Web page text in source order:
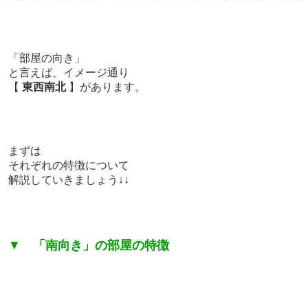
「部屋の向き」
と言えば、 イメージ通り
【 東西南北】があります。
まずは
それぞれの特徴について
解説していきましょう↓↓
▼ 「南向き」の部屋の特徴